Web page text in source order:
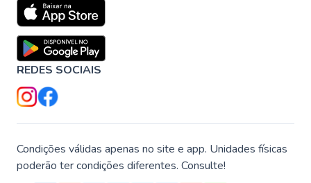
REDES SOCIAIS
Condições válidas apenas no site e app. Unidades físicas
poderão ter condições diferentes. Consulte!